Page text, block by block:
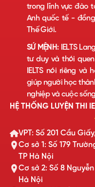
trong lĩnh vực đào
Anh quốc tế -
Thế Giới.
SỨ MỆNH:IELTS
tư duy và thói
IELTS nói riêng và
giúp người học
nghiệp và cuộc
HỆ THỐNG LUYỆN THI
VPT: Số 201 Cầu
Cơ sở 1: Số 179
TP Hà Nội
Cơ sở 2: Số 8
Hà Nội